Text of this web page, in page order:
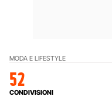
MODA E LIFESTYLE
52
CONDIVISIONI